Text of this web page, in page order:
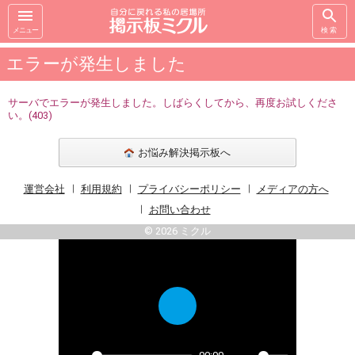
メニュー 検索
エラーが発生しました
サーバでエラーが発生しました。しばらくしてから、再度お試しくださ
い。(403)
お悩み解決掲示板へ
運営会社 利用規約 プライバシーポリシー
メディアの方へ
お問い合わせ
© 2026 ミクル
Play